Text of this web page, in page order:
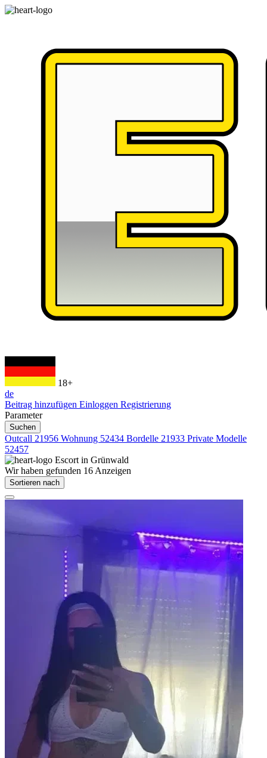
18+
de
Beitrag hinzufügen Einloggen Registrierung
Parameter
Suchen
Outcall 21956 Wohnung 52434 Bordelle 21933 Private Modelle
52457
Escort in Grünwald
Wir haben gefunden 16 Anzeigen
Sortieren nach